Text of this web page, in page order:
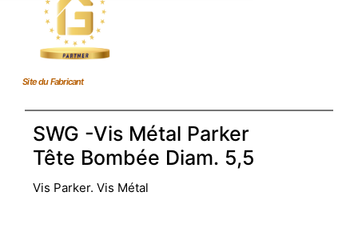
Site du Fabricant
SWG -Vis Métal Parker
Tête Bombée Diam. 5,5
Vis Parker. Vis Métal